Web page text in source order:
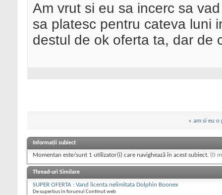
Am vrut si eu sa incerc sa
sa platesc pentru cateva luni
destul de ok oferta ta, dar de
« am si eu o
Informații subiect
Momentan este/sunt 1 utilizator(i) care navighează în acest subiect. (0
Thread-uri Similare
SUPER OFERTA : Vand licenta nelimitata Dolphin Boonex
De superbus în forumul Continut web